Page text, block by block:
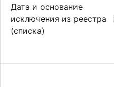
Дата и основание
исключения из реестра
(списка)